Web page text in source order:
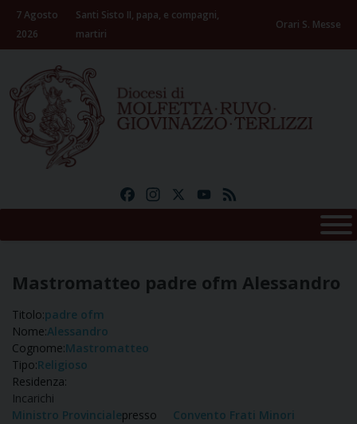
Skip
content
7 Agosto
2026
Santi Sisto II, papa, e compagni,
martiri
Orari S. Messe
FacebookInstagramYouTube
Mastromatteo padre ofm Alessandro
Titolo:padre ofm
Nome:Alessandro
Cognome:Mastromatteo
Tipo:Religioso
Residenza:
Incarichi
Ministro Provincialepresso
Convento Frati Minori